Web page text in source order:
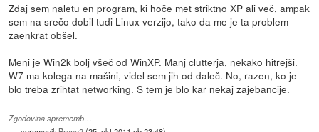
Zdaj sem naletu en program, ki hoče met striktno XP ali več, ampak
sem na srečo dobil tudi Linux verzijo, tako da me je ta problem
zaenkrat obšel.
Meni je Win2k bolj všeč od WinXP. Manj clutterja, nekako hitrejši.
W7 ma kolega na mašini, videl sem jih od daleč. No, razen, ko je
blo treba zrihtat networking. S tem je blo kar nekaj zajebancije.
Zgodovina sprememb…